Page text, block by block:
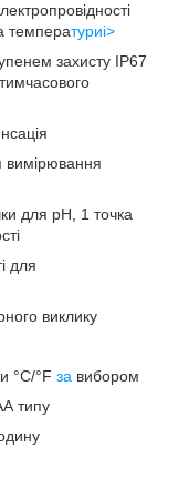
температуриi>
захисту IP67
вимірювання
для рН, 1 точка
для
виклику
°C/°F за вибором
типу